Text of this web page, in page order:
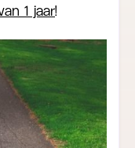
1 jaar!